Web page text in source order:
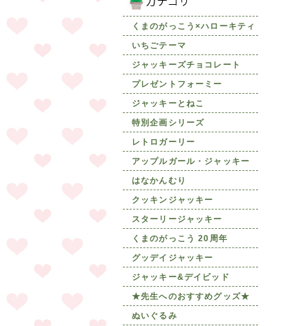
くまのがっこう×ハローキティ
いちごテーマ
ジャッキーズチョコレート
プレゼントフォーミー
ジャッキーとねこ
特別企画シリーズ
レトロガーリー
アップルガール・ジャッキー
はなかんむり
クッキンジャッキー
スターリージャッキー
くまのがっこう 20周年
グッデイジャッキー
ジャッキー&デイビッド
★先生へのおすすめグッズ★
ぬいぐるみ